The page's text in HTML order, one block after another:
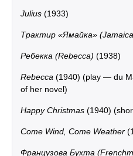
Julius (1933)
Трактир «Ямайка»
Ребекка (Rebecca) (1938)
Rebecca (1940) (play — du
of her novel)
Happy Christmas (1940)
Come Wind, Come Weather
Французова Бухта